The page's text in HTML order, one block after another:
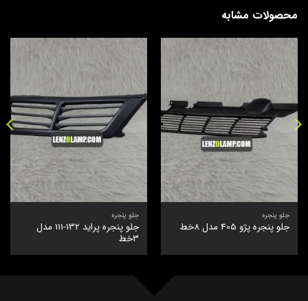
محصولات مشابه
جلو پنجره
جلو پنجره پژو 405 مدل 8خط
جلو پنجره
جلو پنجره پراید 132-111 مدل
3خط